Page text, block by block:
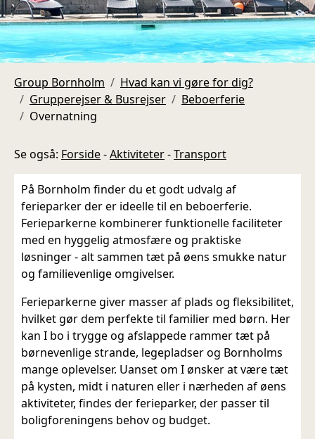
Group Bornholm
Hvad kan vi gøre for dig?
Grupperejser & Busrejser
Beboerferie
Overnatning
Se også: Forside-Aktiviteter-Transport
På Bornholm finder du et godt udvalg af
ferieparker der er ideelle til en beboerferie.
Ferieparkerne kombinerer funktionelle faciliteter
med en hyggelig atmosfære og praktiske
løsninger - alt sammen tæt på øens smukke natur
og familievenlige omgivelser.
Ferieparkerne giver masser af plads og fleksibilitet,
hvilket gør dem perfekte til familier med børn. Her
kan I bo i trygge og afslappede rammer tæt på
børnevenlige strande, legepladser og Bornholms
mange oplevelser. Uanset om I ønsker at være tæt
på kysten, midt i naturen eller i nærheden af øens
aktiviteter, findes der ferieparker, der passer til
boligforeningens behov og budget.